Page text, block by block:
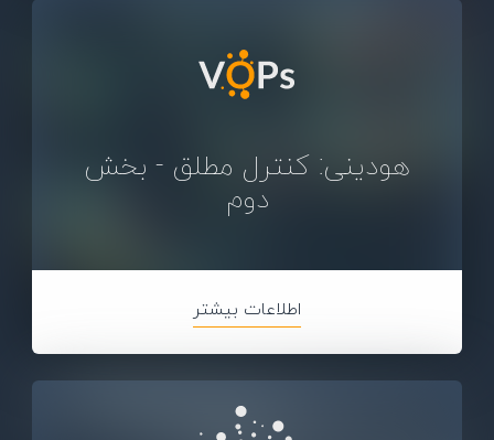
هودینی: کنترل مطلق - بخش
دوم
اطلاعات بیشتر